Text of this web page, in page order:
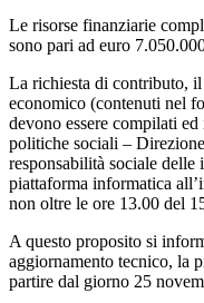
Le risorse finanziarie
sono pari ad euro
La richiesta di contributo,
economico (contenuti nel
devono essere compilati
politiche sociali –
responsabilità sociale delle
piattaforma informatica
non oltre le ore 13.00 del
A questo proposito si
aggiornamento tecnico, la
partire dal giorno 25